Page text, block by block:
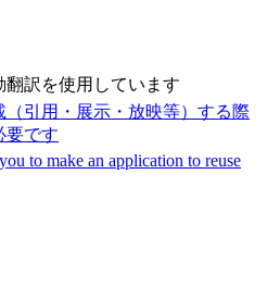
訳を使用しています
（引用・展示・放映等）する際
要です
to make an application to reuse